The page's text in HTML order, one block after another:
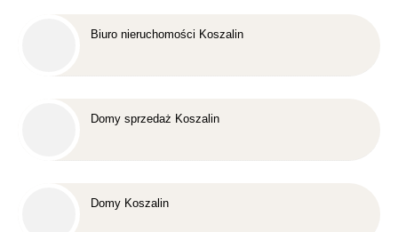
Biuro nieruchomości Koszalin
Domy sprzedaż Koszalin
Domy Koszalin